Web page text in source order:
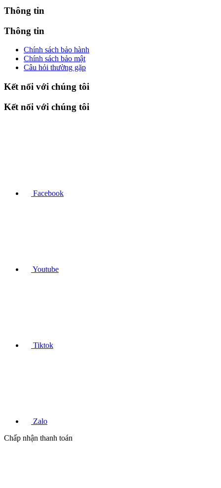
Thông tin
Thông tin
Chính sách bảo hành
Chính sách bảo mật
Câu hỏi thường gặp
Kết nối với chúng tôi
Kết nối với chúng tôi
Facebook
Youtube
Tiktok
Zalo
Chấp nhận thanh toán